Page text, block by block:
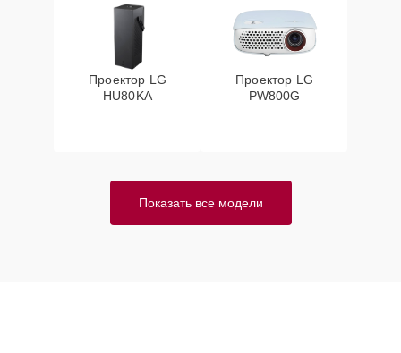
Проектор LG
HU80KA
Проектор LG
PW800G
Показать все модели